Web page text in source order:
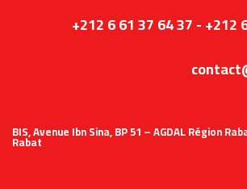
+212 6 61 37 64 37 - +212
51 BIS, Avenue Ibn Sina, BP 51 – AGDAL Région
Rabat